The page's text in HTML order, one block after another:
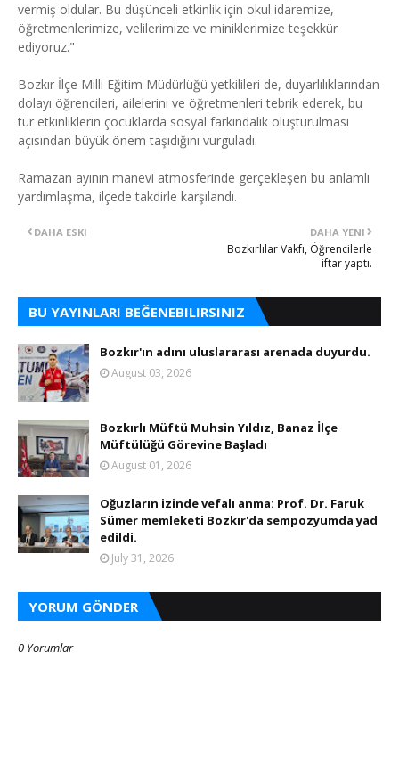
vermiş oldular. Bu düşünceli etkinlik için okul idaremize,
öğretmenlerimize, velilerimize ve miniklerimize teşekkür
ediyoruz."
Bozkır İlçe Milli Eğitim Müdürlüğü yetkilileri de, duyarlılıklarından
dolayı öğrencileri, ailelerini ve öğretmenleri tebrik ederek, bu
tür etkinliklerin çocuklarda sosyal farkındalık oluşturulması
açısından büyük önem taşıdığını vurguladı.
Ramazan ayının manevi atmosferinde gerçekleşen bu anlamlı
yardımlaşma, ilçede takdirle karşılandı.
DAHA YENI
Bozkırlılar Vakfı, Öğrencilerle
iftar yaptı.
DAHA ESKI
BU YAYINLARI BEĞENEBILIRSINIZ
Bozkır'ın adını uluslararası arenada duyurdu.
August 03, 2026
Bozkırlı Müftü Muhsin Yıldız, Banaz İlçe
Müftülüğü Görevine Başladı
August 01, 2026
Oğuzların izinde vefalı anma: Prof. Dr. Faruk
Sümer memleketi Bozkır'da sempozyumda yad
edildi.
July 31, 2026
YORUM GÖNDER
0 Yorumlar